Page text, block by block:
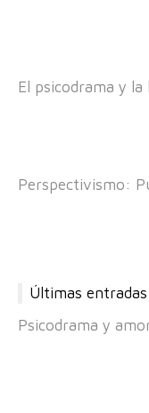
El psicodrama y la
Perspectivismo:
Últimas
Psicodrama y